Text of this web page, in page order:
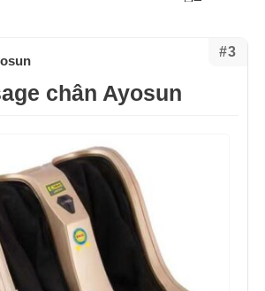
#3
chân Ayosun